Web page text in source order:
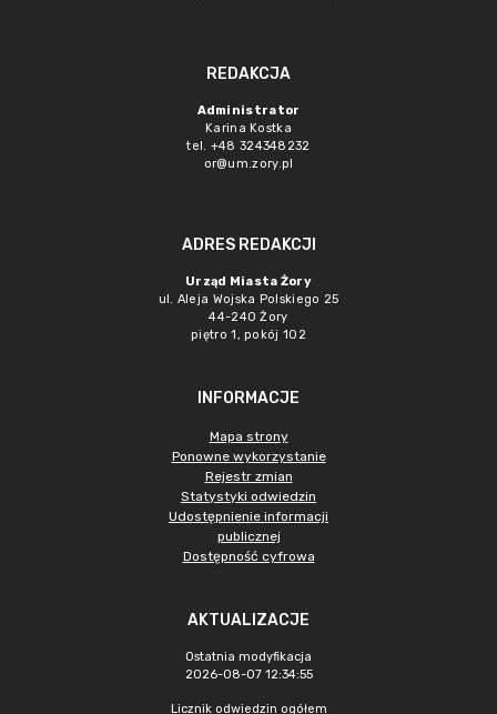
REDAKCJA
Administrator
Karina Kostka
tel. +48 324348232
or@um.zory.pl
ADRES REDAKCJI
Urząd Miasta Żory
ul. Aleja Wojska Polskiego 25
44-240 Żory
piętro 1, pokój 102
INFORMACJE
Mapa strony
Ponowne wykorzystanie
Rejestr zmian
Statystyki odwiedzin
Udostępnienie informacji
publicznej
Dostępność cyfrowa
AKTUALIZACJE
Ostatnia modyfikacja
2026-08-07 12:34:55
Licznik odwiedzin ogółem